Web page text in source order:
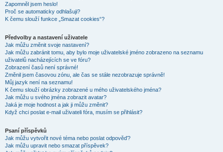
Zapomněl jsem heslo!
Proč se automaticky odhlašuji?
K čemu slouží funkce „Smazat cookies“?
Předvolby a nastavení uživatele
Jak můžu změnit svoje nastavení?
Jak můžu zabránit tomu, aby bylo moje uživatelské jméno zobrazeno na seznamu
uživatelů nacházejících se ve fóru?
Zobrazení časů není správné!
Změnil jsem časovou zónu, ale čas se stále nezobrazuje správně!
Můj jazyk není na seznamu!
K čemu slouží obrázky zobrazené u mého uživatelského jména?
Jak můžu u svého jména zobrazit avatar?
Jaká je moje hodnost a jak ji můžu změnit?
Když chci poslat e-mail uživateli fóra, musím se přihlásit?
Psaní příspěvků
Jak můžu vytvořit nové téma nebo poslat odpověď?
Jak můžu upravit nebo smazat příspěvek?